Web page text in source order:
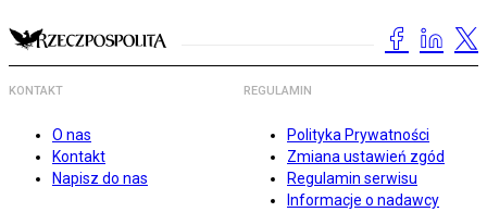
KONTAKT
O nas
Kontakt
Napisz do nas
REGULAMIN
Polityka Prywatności
Zmiana ustawień zgód
Regulamin serwisu
Informacje o nadawcy